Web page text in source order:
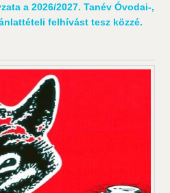
a 2026/2027. Tanév Óvodai-,
felhívást tesz közzé.